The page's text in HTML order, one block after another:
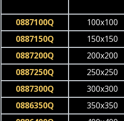
0887100Q
100x100
0887150Q
150x150
0887200Q
200x200
0887250Q
250x250
0887300Q
300x300
0886350Q
350x350